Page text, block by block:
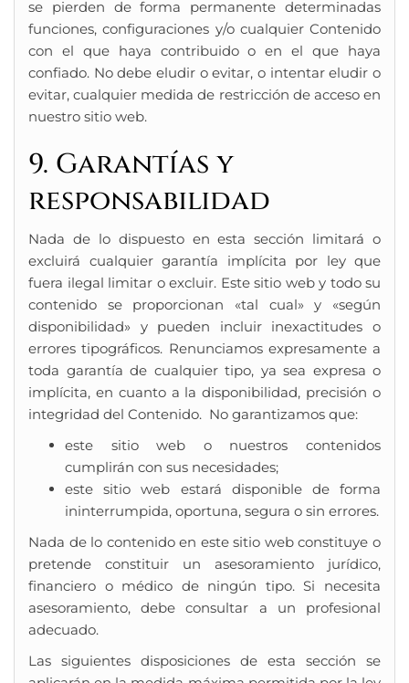
se pierden de forma permanente determinadas
funciones, configuraciones y/o cualquier Contenido
con el que haya contribuido o en el que haya
confiado. No debe eludir o evitar, o intentar eludir o
evitar, cualquier medida de restricción de acceso en
nuestro sitio web.
9. Garantías y
responsabilidad
Nada de lo dispuesto en esta sección limitará o
excluirá cualquier garantía implícita por ley que
fuera ilegal limitar o excluir. Este sitio web y todo su
contenido se proporcionan «tal cual» y «según
disponibilidad» y pueden incluir inexactitudes o
errores tipográficos. Renunciamos expresamente a
toda garantía de cualquier tipo, ya sea expresa o
implícita, en cuanto a la disponibilidad, precisión o
integridad del Contenido. No garantizamos que:
este sitio web o nuestros contenidos
cumplirán con sus necesidades;
este sitio web estará disponible de forma
ininterrumpida, oportuna, segura o sin errores.
Nada de lo contenido en este sitio web constituye o
pretende constituir un asesoramiento jurídico,
financiero o médico de ningún tipo. Si necesita
asesoramiento, debe consultar a un profesional
adecuado.
Las siguientes disposiciones de esta sección se